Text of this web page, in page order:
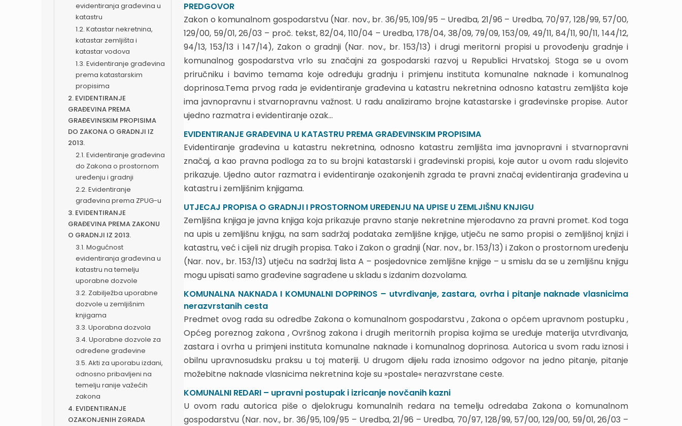
evidentiranja građevina u
katastru
1.2. Katastar nekretnina,
katastar zemljišta i
katastar vodova
1.3. Evidentiranje građevina
prema katastarskim
propisima
2. EVIDENTIRANJE
GRAĐEVINA PREMA
GRAĐEVINSKIM PROPISIMA
DO ZAKONA O GRADNJI IZ
2013.
2.1. Evidentiranje građevina
do Zakona o prostornom
uređenju i gradnji
2.2. Evidentiranje
građevina prema ZPUG-u
3. EVIDENTIRANJE
GRAĐEVINA PREMA ZAKONU
O GRADNJI IZ 2013.
3.1. Mogućnost
evidentiranja građevina u
katastru na temelju
uporabne dozvole
3.2. Zabilježba uporabne
dozvole u zemljišnim
knjigama
3.3. Uporabna dozvola
3.4. Uporabne dozvole za
određene građevine
3.5. Akti za uporabu izdani,
odnosno pribavljeni na
temelju ranije važećih
zakona
4. EVIDENTIRANJE
OZAKONJENIH ZGRADA
PREDGOVOR
Zakon o komunalnom gospodarstvu (Nar. nov., br. 36/95, 109/95 – Uredba, 21/96 – Uredba, 70/97, 128/99, 57/00,
129/00, 59/01, 26/03 – proč. tekst, 82/04, 110/04 – Uredba, 178/04, 38/09, 79/09, 153/09, 49/11, 84/11, 90/11, 144/12,
94/13, 153/13 i 147/14), Zakon o gradnji (Nar. nov., br. 153/13) i drugi meritorni propisi u provođenju gradnje i
komunalnog gospodarstva vrlo su značajni za gospodarski razvoj u Republici Hrvatskoj. Stoga se u ovom
priručniku i bavimo temama koje određuju gradnju i primjenu instituta komunalne naknade i komunalnog
doprinosa.Tema prvog rada je evidentiranje građevina u katastru nekretnina odnosno katastru zemljišta koje
ima javnopravnu i stvarnopravnu važnost. U radu analiziramo brojne katastarske i građevinske propise. Autor
ujedno razmatra i evidentiranje ozak...
EVIDENTIRANJE GRAĐEVINA U KATASTRU PREMA GRAĐEVINSKIM PROPISIMA
Evidentiranje građevina u katastru nekretnina, odnosno katastru zemljišta ima javnopravni i stvarnopravni
značaj, a kao pravna podloga za to su brojni katastarski i građevinski propisi, koje autor u ovom radu slojevito
prikazuje. Ujedno autor razmatra i evidentiranje ozakonjenih zgrada te pravni značaj evidentiranja građevina u
katastru i zemljišnim knjigama.
UTJECAJ PROPISA O GRADNJI I PROSTORNOM UREĐENJU NA UPISE U ZEMLJIŠNU KNJIGU
Zemljišna knjiga je javna knjiga koja prikazuje pravno stanje nekretnine mjerodavno za pravni promet. Kod toga
na upis u zemljišnu knjigu, na sam sadržaj podataka zemljišne knjige, utječu ne samo propisi o zemljišnoj knjizi i
katastru, već i cijeli niz drugih propisa. Tako i Zakon o gradnji (Nar. nov., br. 153/13) i Zakon o prostornom uređenju
(Nar. nov., br. 153/13) utječu na sadržaj lista A – posjedovnice zemljišne knjige – u smislu da se u zemljišnu knjigu
mogu upisati samo građevine sagrađene u skladu s izdanim dozvolama.
KOMUNALNA NAKNADA I KOMUNALNI DOPRINOS – utvrđivanje, zastara, ovrha i pitanje naknade vlasnicima
nerazvrstanih cesta
Predmet ovog rada su odredbe Zakona o komunalnom gospodarstvu , Zakona o općem upravnom postupku ,
Općeg poreznog zakona , Ovršnog zakona i drugih meritornih propisa kojima se uređuje materija utvrđivanja,
zastara i ovrha u primjeni instituta komunalne naknade i komunalnog doprinosa. Autorica u svom radu iznosi i
obilnu upravnosudsku praksu u toj materiji. U drugom dijelu rada iznosimo odgovor na jedno pitanje, pitanje
možebitne naknade vlasnicima nekretnina koje su »postale« nerazvrstane ceste.
KOMUNALNI REDARI – upravni postupak i izricanje novčanih kazni
U ovom radu autorica piše o djelokrugu komunalnih redara na temelju odredaba Zakona o komunalnom
gospodarstvu (Nar. nov., br. 36/95, 109/95 – Uredba, 21/96 – Uredba, 70/97, 128/99, 57/00, 129/00, 59/01, 26/03 –